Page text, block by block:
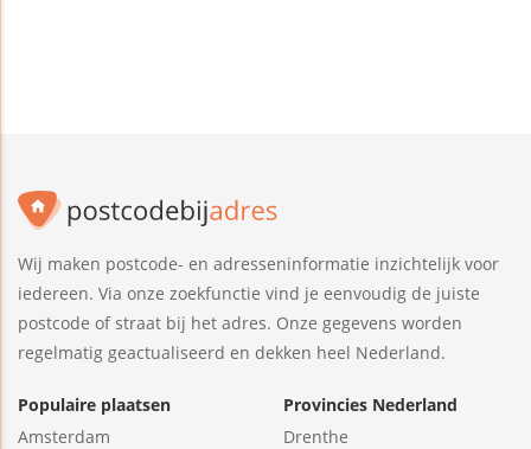
Wij maken postcode- en adresseninformatie inzichtelijk voor
iedereen. Via onze zoekfunctie vind je eenvoudig de juiste
postcode of straat bij het adres. Onze gegevens worden
regelmatig geactualiseerd en dekken heel Nederland.
Populaire plaatsen
Amsterdam
Provincies Nederland
Drenthe